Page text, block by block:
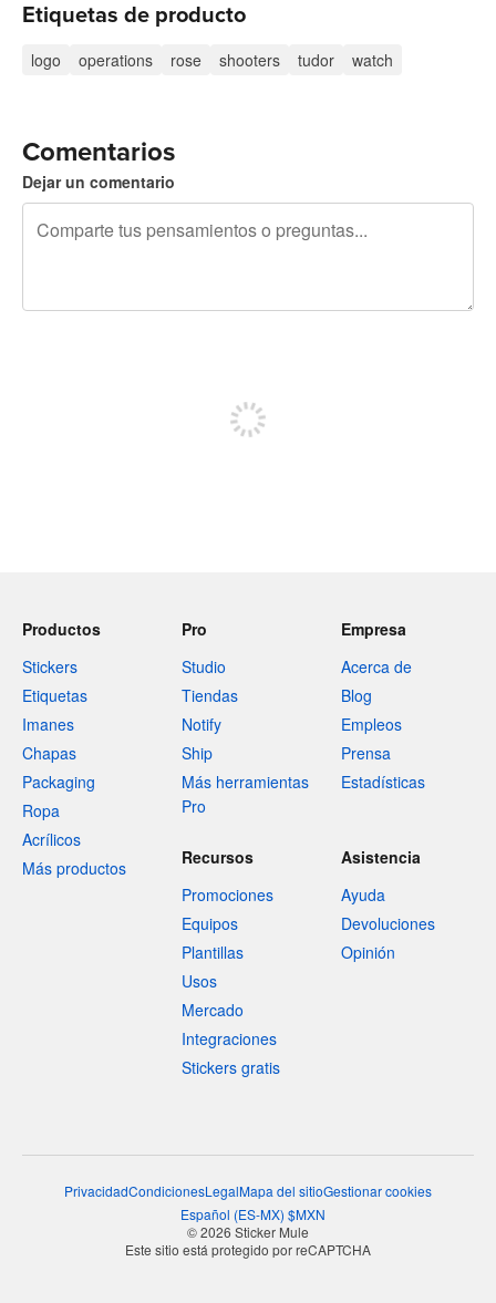
Etiquetas de producto
logo operations rose shooters tudor watch
Comentarios
Dejar un comentario
Productos
Stickers
Etiquetas
Imanes
Chapas
Packaging
Ropa
Acrílicos
Más productos
Pro
Studio
Tiendas
Notify
Ship
Más herramientas
Pro
Empresa
Acerca de
Blog
Empleos
Prensa
Estadísticas
Recursos
Promociones
Equipos
Plantillas
Usos
Mercado
Integraciones
Stickers gratis
Asistencia
Ayuda
Devoluciones
Opinión
PrivacidadCondicionesLegalMapa del sitioGestionar cookies
Español (ES-MX) $MXN
© 2026 Sticker Mule
Este sitio está protegido por reCAPTCHA